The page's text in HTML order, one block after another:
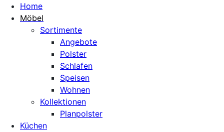
Home
Möbel
Sortimente
Angebote
Polster
Schlafen
Speisen
Wohnen
Kollektionen
Planpolster
Küchen